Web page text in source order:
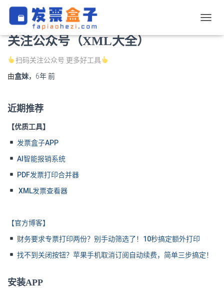
换
盒子官方
关注公众号（XML大全）
扫码关注公众号 更多好工具
由盒妹， 6年前
近期推荐
【优质工具】
发票盒子APP
AI智能报销系统
PDF发票打印合并器
XML发票查看器
【官方博客】
财务要求专票打印两份？别手动筛选了！10秒搞定额外打印
找不到关闭按钮？苹果手机取消订阅自动续费，简单三步搞定！
安装APP